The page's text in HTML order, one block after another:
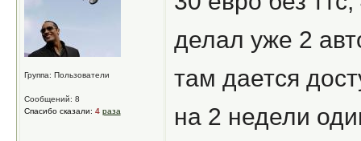
Группа: Пользователи
Сообщений: 8
Спасибо сказали: 4 раза
делал уже 2
там дается
на 2 недели